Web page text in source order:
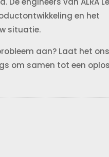
en het
situatie.
aan? Laat het ons
om samen tot een